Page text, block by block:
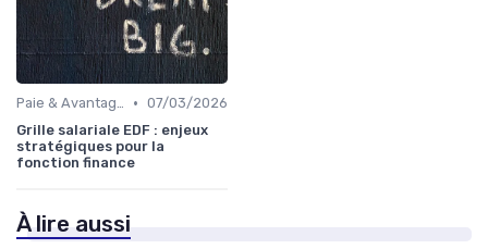
Paie & Avantages • 07/03/2026
Grille salariale EDF : enjeux
stratégiques pour la
fonction finance
À lire aussi